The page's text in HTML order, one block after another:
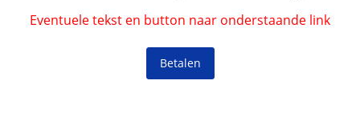
Eventuele tekst en button naar onderstaande link
Betalen